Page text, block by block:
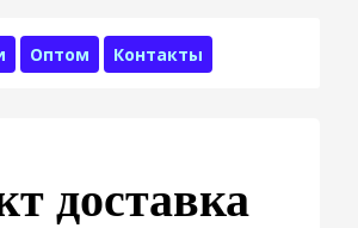
Оптом Контакты
доставка